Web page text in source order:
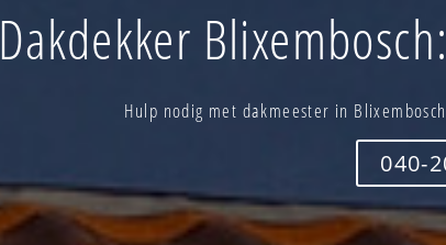
Dakdekker
Hulp nodig met dakmeester in
040-